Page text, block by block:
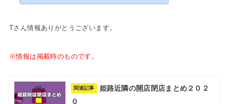
Tさん情報ありがとうございます。
※情報は掲載時のものです。
関連記事
姫路近隣の開店閉店まとめ２０２
０